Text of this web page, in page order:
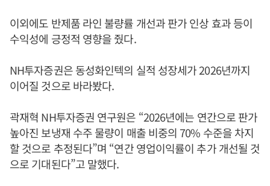
이외에도 반제품 라인 불량률 개선과 판가 인상 효과 등이
수익성에 긍정적 영향을 줬다.
NH투자증권은 동성화인텍의 실적 성장세가 2026년까지
이어질 것으로 바라봤다.
곽재혁 NH투자증권 연구원은 “2026년에는 연간으로 판가
높아진 보냉재 수주 물량이 매출 비중의 70% 수준을 차지
할 것으로 추정된다”며 “연간 영업이익률이 추가 개선될 것
으로 기대된다”고 말했다.